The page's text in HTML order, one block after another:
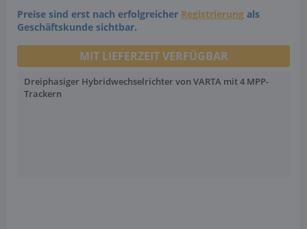
Preise sind erst nach erfolgreicher Registrierung als
Geschäftskunde sichtbar.
MIT LIEFERZEIT VERFÜGBAR
Dreiphasiger Hybridwechselrichter von VARTA mit 4 MPP-
Trackern